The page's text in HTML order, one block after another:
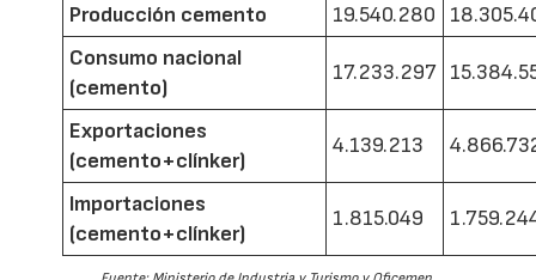
Producción cemento 19.540.280
Consumo nacional
(cemento)
17.233.297
Exportaciones
(cemento+clínker)
4.139.213
Importaciones
(cemento+clínker)
1.815.049